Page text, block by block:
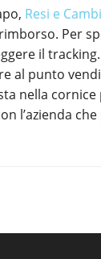
Resi e Cambi
Per
il
al punto
nella cornice
l’azienda